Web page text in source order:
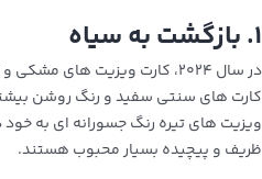
۱. بازگشت به سیاه
در سال ۲۰۲۴، کارت ویزیت های
کارت های سنتی سفید و رنگ روشن
ویزیت های تیره رنگ جسورانه ای به
ظریف و پیچیده بسیار محبوب هستند.